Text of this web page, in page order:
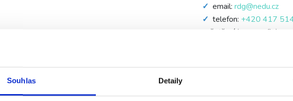
Souhlas Detaily
email: rdg@nedu.cz
telefon: +420 417
vyšetření (sonografie).
Ordinační hodiny